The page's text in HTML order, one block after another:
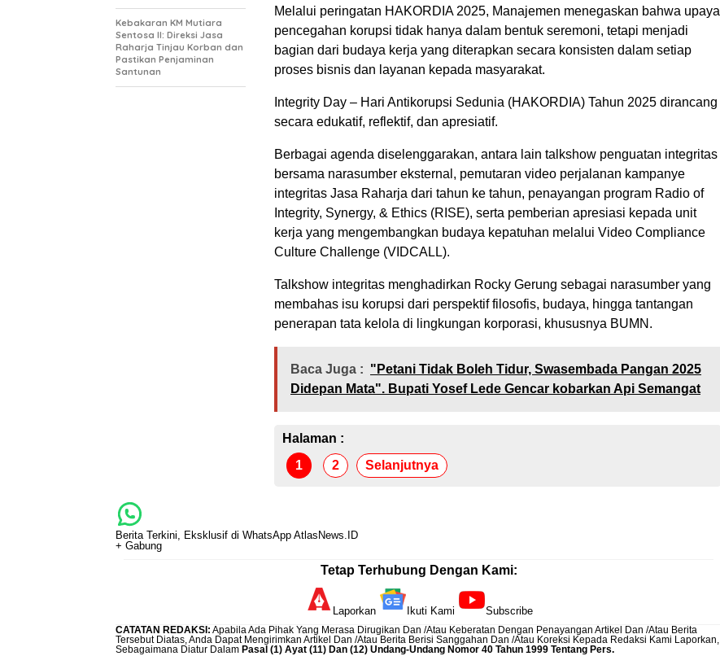
Melalui peringatan HAKORDIA 2025, Manajemen menegaskan bahwa upaya
pencegahan korupsi tidak hanya dalam bentuk seremoni, tetapi menjadi
bagian dari budaya kerja yang diterapkan secara konsisten dalam setiap
proses bisnis dan layanan kepada masyarakat.
Integrity Day – Hari Antikorupsi Sedunia (HAKORDIA) Tahun 2025 dirancang
secara edukatif, reflektif, dan apresiatif.
Berbagai agenda diselenggarakan, antara lain talkshow penguatan integritas
bersama narasumber eksternal, pemutaran video perjalanan kampanye
integritas Jasa Raharja dari tahun ke tahun, penayangan program Radio of
Integrity, Synergy, & Ethics (RISE), serta pemberian apresiasi kepada unit
kerja yang mengembangkan budaya kepatuhan melalui Video Compliance
Culture Challenge (VIDCALL).
Talkshow integritas menghadirkan Rocky Gerung sebagai narasumber yang
membahas isu korupsi dari perspektif filosofis, budaya, hingga tantangan
penerapan tata kelola di lingkungan korporasi, khususnya BUMN.
Baca Juga : "Petani Tidak Boleh Tidur, Swasembada Pangan 2025
Didepan Mata". Bupati Yosef Lede Gencar kobarkan Api Semangat
Halaman :
1
2 Selanjutnya
Kebakaran KM Mutiara
Sentosa II: Direksi Jasa
Raharja Tinjau Korban dan
Pastikan Penjaminan
Santunan
Berita Terkini, Eksklusif di WhatsApp AtlasNews.ID
+ Gabung
Tetap Terhubung Dengan Kami:
Laporkan Ikuti Kami Subscribe
CATATAN REDAKSI : Apabila Ada Pihak Yang Merasa Dirugikan Dan /Atau Keberatan Dengan Penayangan Artikel Dan /Atau Berita
Tersebut Diatas, Anda Dapat Mengirimkan Artikel Dan /Atau Berita Berisi Sanggahan Dan /Atau Koreksi Kepada Redaksi Kami Laporkan,
Sebagaimana Diatur Dalam Pasal (1) Ayat (11) Dan (12) Undang-Undang Nomor 40 Tahun 1999 Tentang Pers.